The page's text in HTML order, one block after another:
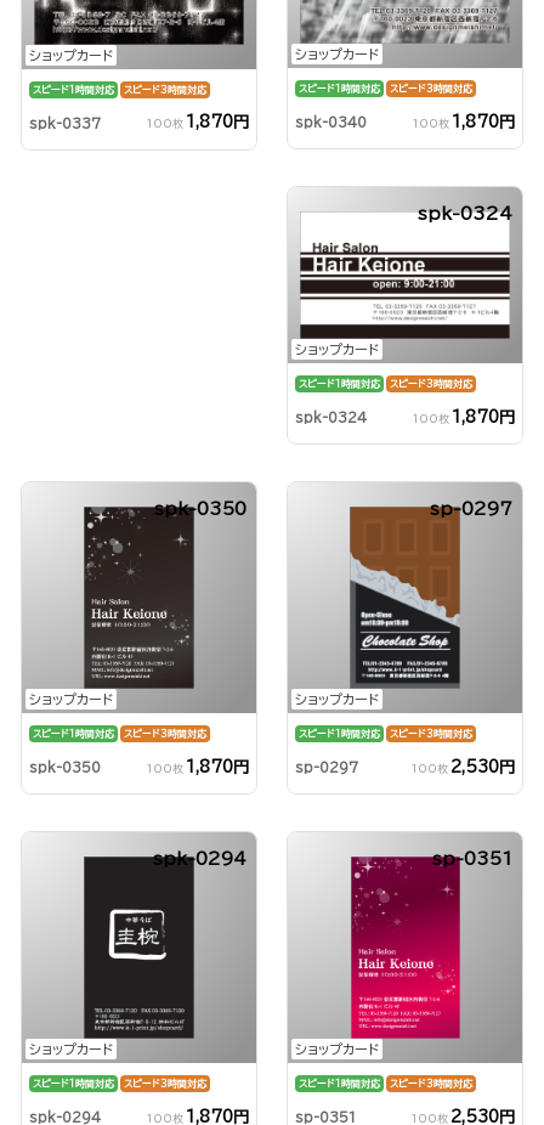
ショップカード
スピード1時間対応 スピード3時間対応
spk-0337 100枚 1,870円
ショップカード
スピード1時間対応 スピード3時間対応
spk-0340 100枚 1,870円
ショップカード
spk-0324
スピード1時間対応 スピード3時間対応
spk-0324 100枚 1,870円
ショップカード
spk-0350
スピード1時間対応 スピード3時間対応
spk-0350 100枚 1,870円
ショップカード
sp-0297
スピード1時間対応 スピード3時間対応
sp-0297 100枚 2,530円
ショップカード
spk-0294
スピード1時間対応 スピード3時間対応
spk-0294 100枚 1,870円
ショップカード
sp-0351
スピード1時間対応 スピード3時間対応
sp-0351 100枚 2,530円